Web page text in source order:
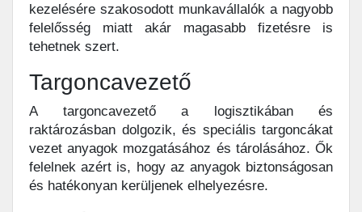
kezelésére szakosodott munkavállalók a nagyobb
felelősség miatt akár magasabb fizetésre is
tehetnek szert.
Targoncavezető
A targoncavezető a logisztikában és
raktározásban dolgozik, és speciális targoncákat
vezet anyagok mozgatásához és tárolásához. Ők
felelnek azért is, hogy az anyagok biztonságosan
és hatékonyan kerüljenek elhelyezésre.